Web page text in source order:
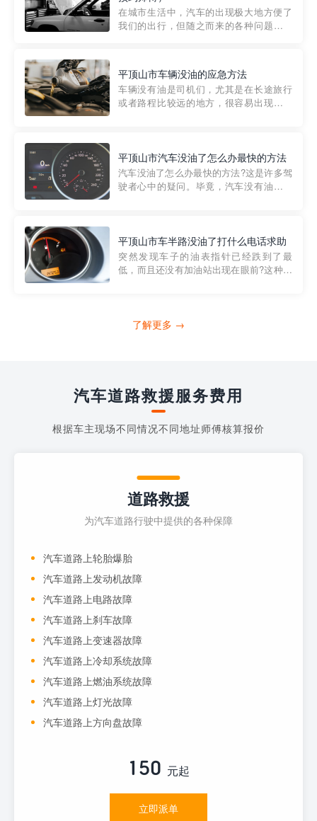
在城市生活中，汽车的出现极大地方便了
我们的出行，但随之而来的各种问题也让
紧急情况下，我们需要一种高效可靠的救
援方式。而这时，地库救援专...
平顶山市车辆没油的应急方法
车辆没有油是司机们，尤其是在长途旅行
或者路程比较远的地方，很容易出现这种
的送油师傅，解决没油的紧急情况。 首
先，让我们来了解一下穿...
平顶山市汽车没油了怎么办最快的方法
汽车没油了怎么办最快的方法?这是许多驾
驶者心中的疑问。毕竟，汽车没有油就无
越者小程序是一款专门解决汽车没油问题
的在线服务平台。通过...
平顶山市车半路没油了打什么电话求助
突然发现车子的油表指针已经跌到了最
低，而且还没有加油站出现在眼前?这种情
打4006363122请求送油人员来帮助你。
了解更多 →
汽车道路救援服务费用
根据车主现场不同情况不同地址师傅核算报价
道路救援
为汽车道路行驶中提供的各种保障
汽车道路上轮胎爆胎
汽车道路上发动机故障
汽车道路上电路故障
汽车道路上刹车故障
汽车道路上变速器故障
汽车道路上冷却系统故障
汽车道路上燃油系统故障
汽车道路上灯光故障
汽车道路上方向盘故障
150 元起
立即派单